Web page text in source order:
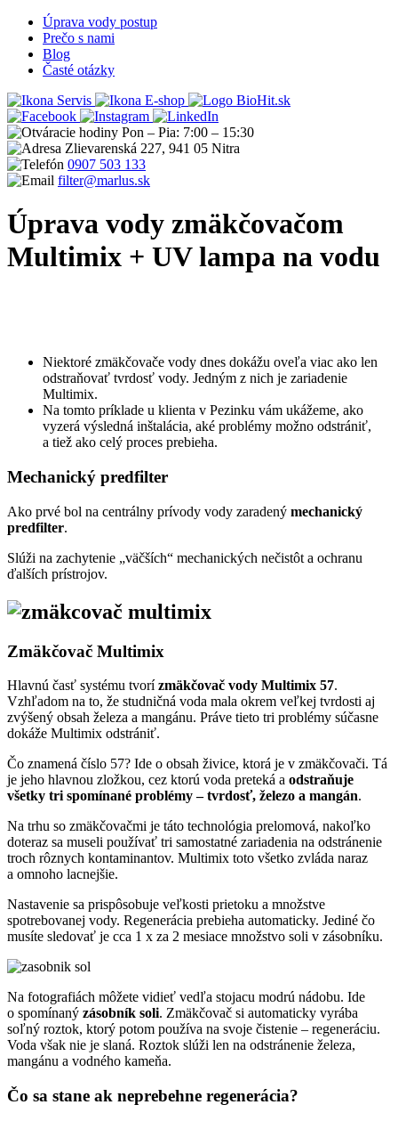
Úprava vody postup
Prečo s nami
Blog
Časté otázky
Servis
E-shop
Pon – Pia: 7:00 – 15:30
Zlievarenská 227, 941 05 Nitra
0907 503 133
filter@marlus.sk
Úprava vody zmäkčovačom
Multimix + UV lampa na vodu
Niektoré zmäkčovače vody dnes dokážu oveľa viac ako len
odstraňovať tvrdosť vody. Jedným z nich je zariadenie
Multimix.
Na tomto príklade u klienta v Pezinku vám ukážeme, ako
vyzerá výsledná inštalácia, aké problémy možno odstrániť,
a tiež ako celý proces prebieha.
Mechanický predfilter
Ako prvé bol na centrálny prívody vody zaradený mechanický
predfilter.
Slúži na zachytenie „väčších“ mechanických nečistôt a ochranu
ďalších prístrojov.
Zmäkčovač Multimix
Hlavnú časť systému tvorízmäkčovač vody Multimix 57.
Vzhľadom na to, že studničná voda mala okrem veľkej tvrdosti aj
zvýšený obsah železa a mangánu. Práve tieto tri problémy súčasne
dokáže Multimix odstrániť.
Čo znamená číslo 57? Ide o obsah živice, ktorá je v zmäkčovači. Tá
je jeho hlavnou zložkou, cez ktorú voda preteká a odstraňuje
všetky tri spomínané problémy – tvrdosť, železo a mangán.
Na trhu so zmäkčovačmi je táto technológia prelomová, nakoľko
doteraz sa museli používať tri samostatné zariadenia na odstránenie
troch rôznych kontaminantov. Multimix toto všetko zvláda naraz
a omnoho lacnejšie.
Nastavenie sa prispôsobuje veľkosti prietoku a množstve
spotrebovanej vody. Regenerácia prebieha automaticky. Jediné čo
musíte sledovať je cca 1 x za 2 mesiace množstvo soli v zásobníku.
Na fotografiách môžete vidieť vedľa stojacu modrú nádobu. Ide
o spomínaný zásobník soli. Zmäkčovač si automaticky vyrába
soľný roztok, ktorý potom používa na svoje čistenie – regeneráciu.
Voda však nie je slaná. Roztok slúži len na odstránenie železa,
mangánu a vodného kameňa.
Čo sa stane ak neprebehne regenerácia?